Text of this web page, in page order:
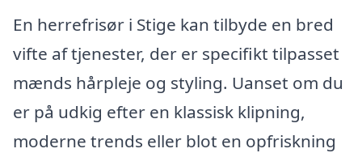
En herrefrisør i Stige kan tilbyde en bred
vifte af tjenester, der er specifikt tilpasset
mænds hårpleje og styling. Uanset om du
er på udkig efter en klassisk klipning,
moderne trends eller blot en opfriskning